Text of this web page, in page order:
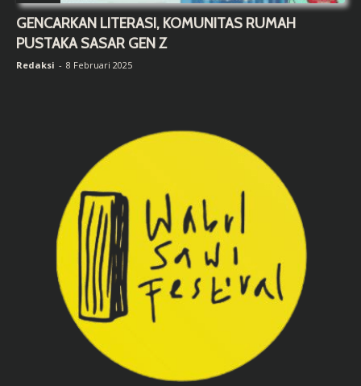
GENCARKAN LITERASI, KOMUNITAS RUMAH
PUSTAKA SASAR GEN Z
Redaksi - 8 Februari 2025